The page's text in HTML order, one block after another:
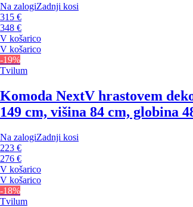
Na zalogiZadnji kosi
315 €
348 €
V košarico
V košarico
-19%
Tvilum
Komoda NextV hrastovem
149 cm, višina 84 cm, globina
Na zalogiZadnji kosi
223 €
276 €
V košarico
V košarico
-18%
Tvilum